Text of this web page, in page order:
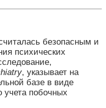
безопасным и
психических
, указывает на
базе в виде
учета побочных